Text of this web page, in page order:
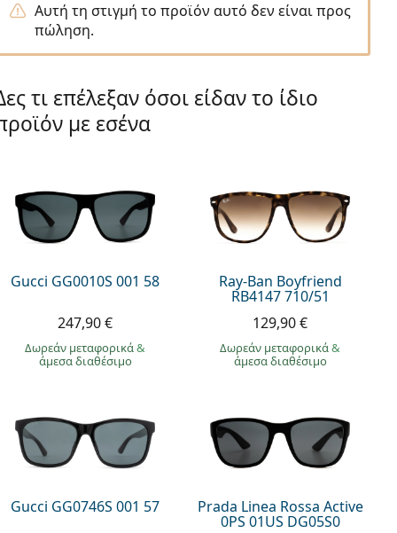
Αυτή τη στιγμή το προϊόν αυτό δεν είναι προς
πώληση.
τι επέλεξαν όσοι είδαν το ίδιο
με εσένα
Gucci GG0010S 001 58
247,90 €
Δωρεάν μεταφορικά&
άμεσα διαθέσιμο
Ray-Ban Boyfriend
RB4147 710/51
129,90 €
Δωρεάν μεταφορικά&
άμεσα διαθέσιμο
Gucci GG0746S 001 57 Prada Linea Rossa Active
0PS 01US DG05S0